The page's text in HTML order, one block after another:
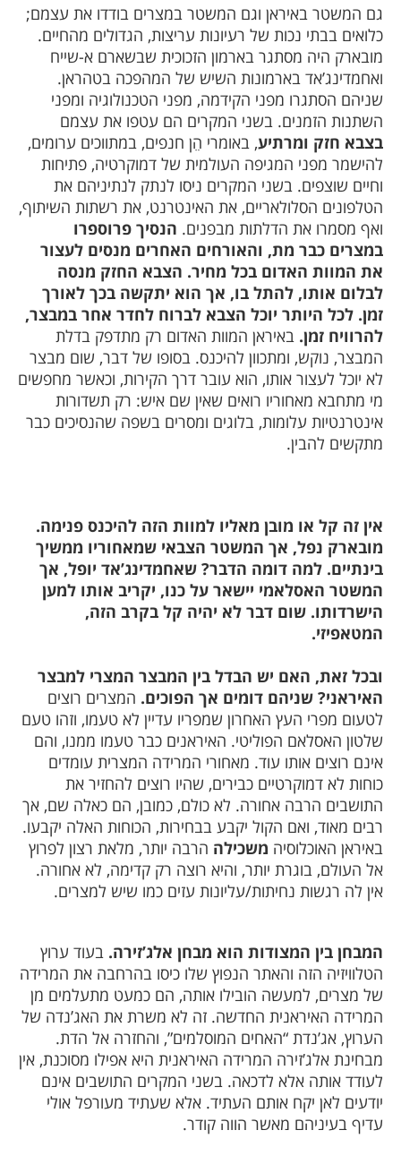
גם המשטר באיראן וגם המשטר במצרים בודדו את עצמם;
כלואים בבתי נכות של רעיונות עריצות, הגדולים מהחיים.
מובארק היה מסתגר בארמון הזכוכית שבשארם א-שייח
ואחמדינג’אד בארמונות השיש של המהפכה בטהראן.
שניהם הסתגרו מפני הקידמה, מפני הטכנולוגיה ומפני
השתנות הזמנים. בשני המקרים הם עטפו את עצמם
בצבא חזק ומרתיע, באומרי הֵן חנפים, במתווכים ערומים,
להישמר מפני המגיפה העולמית של דמוקרטיה, פתיחות
וחיים שוצפים. בשני המקרים ניסו לנתק לנתיניהם את
הטלפונים הסלולאריים, את האינטרנט, את רשתות השיתוף,
ואף מסמרו את הדלתות מבפנים.הנסיך פרוספרו
במצרים כבר מת, והאורחים האחרים מנסים לעצור
את המוות האדום בכל מחיר. הצבא החזק מנסה
לבלום אותו, להתל בו, אך הוא יתקשה בכך לאורך
זמן. לכל היותר יוכל הצבא לברוח לחדר אחר במבצר,
להרוויח זמן.באיראן המוות האדום רק מתדפק בדלת
המבצר, נוקש, ומתכוון להיכנס. בסופו של דבר, שום מבצר
לא יוכל לעצור אותו, הוא עובר דרך הקירות, וכאשר מחפשים
מי מתחבא מאחוריו רואים שאין שם איש: רק תשדורות
אינטרנטיות עלומות, בלוגים ומסרים בשפה שהנסיכים כבר
מתקשים להבין.
אין זה קל או מובן מאליו למוות הזה להיכנס פנימה.
מובארק נפל, אך המשטר הצבאי שמאחוריו ממשיך
בינתיים. למה דומה הדבר? שאחמדינג’אד יופל, אך
המשטר האסלאמי יישאר על כנו, יקריב אותו למען
הישרדותו. שום דבר לא יהיה קל בקרב הזה,
המטאפיזי.
ובכל זאת, האם יש הבדל בין המבצר המצרי למבצר
האיראני? שניהם דומים אך הפוכים.המצרים רוצים
לטעום מפרי העץ האחרון שמפריו עדיין לא טעמו, וזהו טעם
שלטון האסלאם הפוליטי. האיראנים כבר טעמו ממנו, והם
אינם רוצים אותו עוד. מאחורי המרידה המצרית עומדים
כוחות לא דמוקרטיים כבירים, שהיו רוצים להחזיר את
התושבים הרבה אחורה. לא כולם, כמובן, הם כאלה שם, אך
רבים מאוד, ואם הקול יקבע בבחירות, הכוחות האלה יקבעו.
באיראן האוכלוסיהמשכילההרבה יותר, מלאת רצון לפרוץ
אל העולם, בוגרת יותר, והיא רוצה רק קדימה, לא אחורה.
אין לה רגשות נחיתות/עליונות עזים כמו שיש למצרים.
המבחן בין המצודות הוא מבחן אלג’זירה.בעוד ערוץ
הטלוויזיה הזה והאתר הנפוץ שלו כיסו בהרחבה את המרידה
של מצרים, למעשה הובילו אותה, הם כמעט מתעלמים מן
המרידה האיראנית החדשה. זה לא משרת את האג’נדה של
הערוץ, אג’נדת “האחים המוסלמים”, והחזרה אל הדת.
מבחינת אלג’זירה המרידה האיראנית היא אפילו מסוכנת, אין
לעודד אותה אלא לדכאה. בשני המקרים התושבים אינם
יודעים לאן יקח אותם העתיד. אלא שעתיד מעורפל אולי
עדיף בעיניהם מאשר הווה קודר.